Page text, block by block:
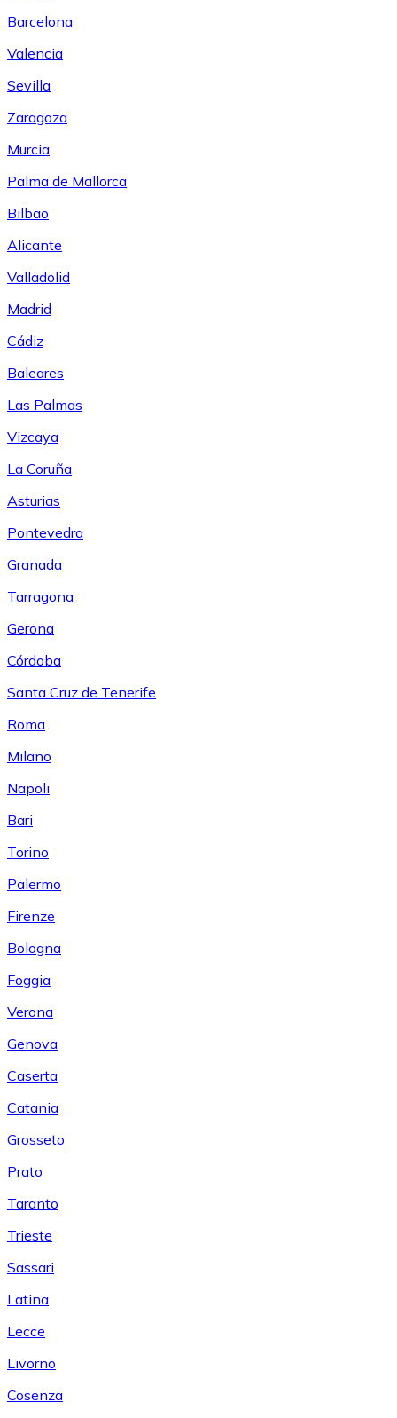
Barcelona
Valencia
Sevilla
Zaragoza
Murcia
Palma de Mallorca
Bilbao
Alicante
Valladolid
Madrid
Cádiz
Baleares
Las Palmas
Vizcaya
La Coruña
Asturias
Pontevedra
Granada
Tarragona
Gerona
Córdoba
Santa Cruz de Tenerife
Roma
Milano
Napoli
Bari
Torino
Palermo
Firenze
Bologna
Foggia
Verona
Genova
Caserta
Catania
Grosseto
Prato
Taranto
Trieste
Sassari
Latina
Lecce
Livorno
Cosenza